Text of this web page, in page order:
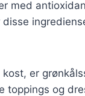
med
er
toppings og